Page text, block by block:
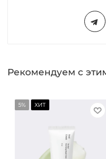
Рекомендуем с
5% ХИТ